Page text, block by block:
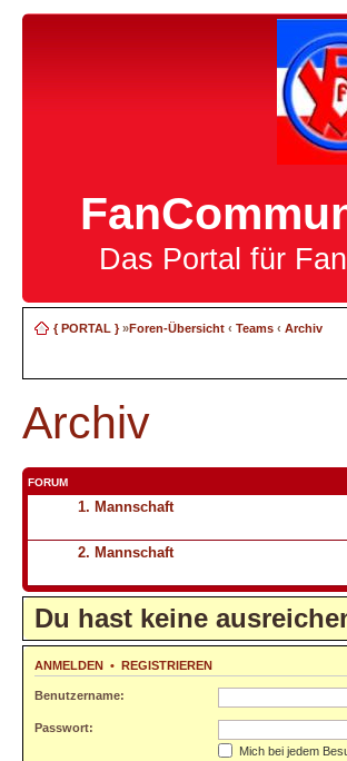
Das Portal für
{ PORTAL }»Foren-Übersicht ‹ Teams ‹ Archiv
Archiv
FORUM
1. Mannschaft
2. Mannschaft
Du hast keine
ANMELDEN • REGISTRIEREN
Benutzername:
Passwort:
Mich bei jedem